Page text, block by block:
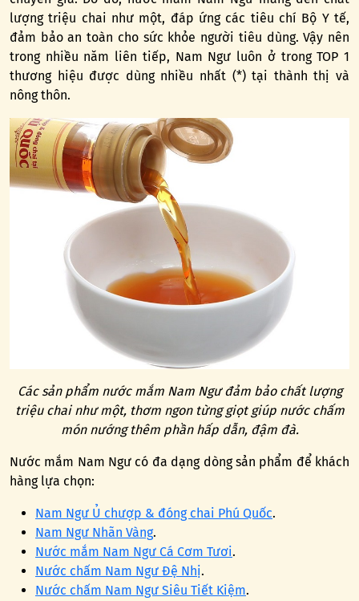
lượng triệu chai như một, đáp ứng các tiêu chí Bộ Y tế,
đảm bảo an toàn cho sức khỏe người tiêu dùng. Vậy nên
trong nhiều năm liên tiếp, Nam Ngư luôn ở trong TOP 1
thương hiệu được dùng nhiều nhất (*) tại thành thị và
nông thôn.
Các sản phẩm nước mắm Nam Ngư đảm bảo chất lượng
triệu chai như một, thơm ngon từng giọt giúp nước chấm
món nướng thêm phần hấp dẫn, đậm đà.
Nước mắm Nam Ngư có đa dạng dòng sản phẩm để khách
hàng lựa chọn:
Nam Ngư Ủ chượp & đóng chai Phú Quốc.
Nam Ngư Nhãn Vàng.
Nước mắm Nam Ngư Cá Cơm Tươi.
Nước chấm Nam Ngư Đệ Nhị.
Nước chấm Nam Ngư Siêu Tiết Kiệm.